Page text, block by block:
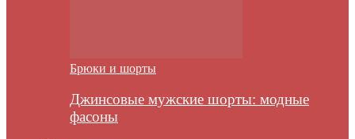
Брюки и шорты
Джинсовые мужские шорты: модные
фасоны